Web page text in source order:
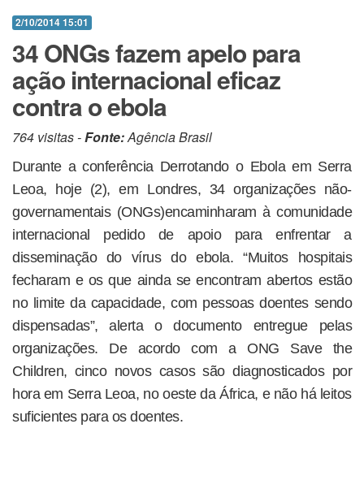
2/10/2014 15:01
34 ONGs fazem apelo para
ação internacional eficaz
contra o ebola
764 visitas -Fonte:Agência Brasil
Durante a conferência Derrotando o Ebola em Serra
Leoa, hoje (2), em Londres, 34 organizações não-
governamentais (ONGs)encaminharam à comunidade
internacional pedido de apoio para enfrentar a
disseminação do vírus do ebola. “Muitos hospitais
fecharam e os que ainda se encontram abertos estão
no limite da capacidade, com pessoas doentes sendo
dispensadas”, alerta o documento entregue pelas
organizações. De acordo com a ONG Save the
Children, cinco novos casos são diagnosticados por
hora em Serra Leoa, no oeste da África, e não há leitos
suficientes para os doentes.